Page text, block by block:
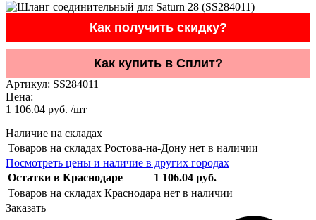
Как получить скидку?
Как купить в Сплит?
Артикул: SS284011
Цена:
1 106.04 руб. /шт
Наличие на складах
Товаров на складах Ростова-на-Дону нет в наличии
Посмотреть цены и наличие в других городах
Остатки в Краснодаре
1 106.04 руб.
Товаров на складах Краснодара нет в наличии
Заказать